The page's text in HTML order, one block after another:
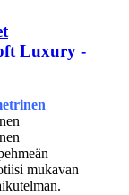
Luxury -
mukavan